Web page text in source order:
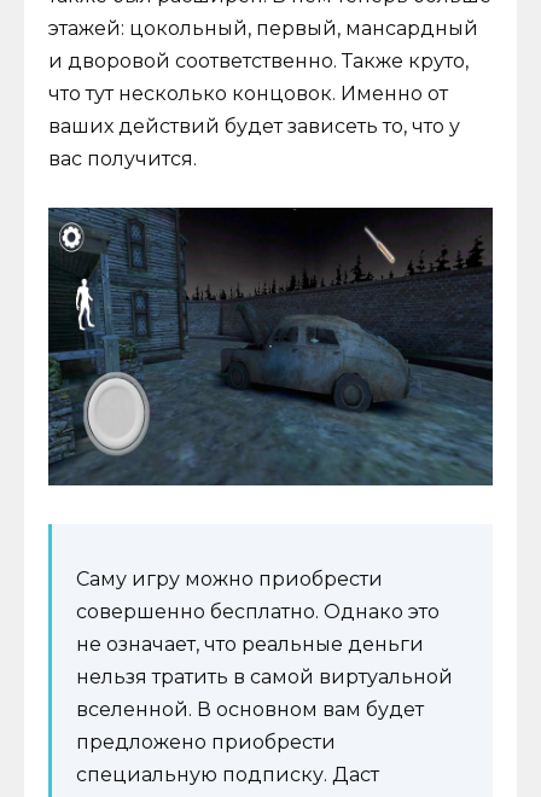
этажей: цокольный, первый, мансардный
и дворовой соответственно. Также круто,
что тут несколько концовок. Именно от
ваших действий будет зависеть то, что у
вас получится.
Саму игру можно приобрести
совершенно бесплатно. Однако это
не означает, что реальные деньги
нельзя тратить в самой виртуальной
вселенной. В основном вам будет
предложено приобрести
специальную подписку. Даст